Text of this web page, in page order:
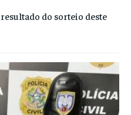
do sorteio deste